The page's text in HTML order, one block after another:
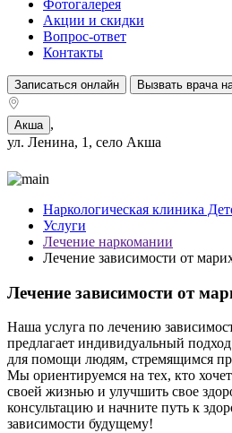
Фотогалерея
Акции и скидки
Вопрос-ответ
Контакты
Записаться онлайн Вызвать врача
Акша ,
ул. Ленина, 1, село Акша
Наркологическая клиника
Услуги
Лечение наркомании
Лечение зависимости от
Лечение зависимости от
Наша услуга по лечению
предлагает индивидуальный
для помощи людям, стремящимся
Мы ориентируемся на тех, кто
своей жизнью и улучшить свое
консультацию и начните путь к
зависимости будущему!